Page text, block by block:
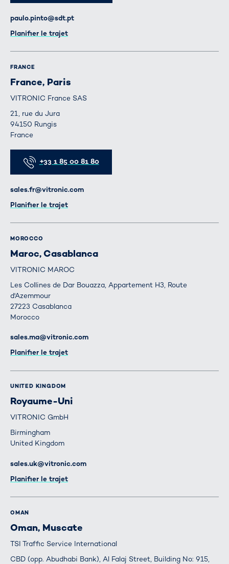
E-mail
paulo.pinto@sdt.pt
Itinéraire
Planifier le trajet
FRANCE
France, Paris
VITRONIC France SAS
21, rue du Jura
94150 Rungis
France
Téléphone
+33 1 85 00 81 80
E-mail
sales.fr@vitronic.com
Itinéraire
Planifier le trajet
MOROCCO
Maroc, Casablanca
VITRONIC MAROC
Les Collines de Dar Bouazza, Appartement H3, Route
d'Azemmour
27223 Casablanca
Morocco
E-mail
sales.ma@vitronic.com
Itinéraire
Planifier le trajet
UNITED KINGDOM
Royaume-Uni
VITRONIC GmbH
Birmingham
United Kingdom
E-mail
sales.uk@vitronic.com
Itinéraire
Planifier le trajet
OMAN
Oman, Muscate
TSI Traffic Service International
CBD (opp. Abudhabi Bank), Al Falaj Street, Building No: 915,